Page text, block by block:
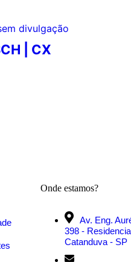
| CX
Onde estamos?
Av. Eng.
398 -
Catanduva - SP